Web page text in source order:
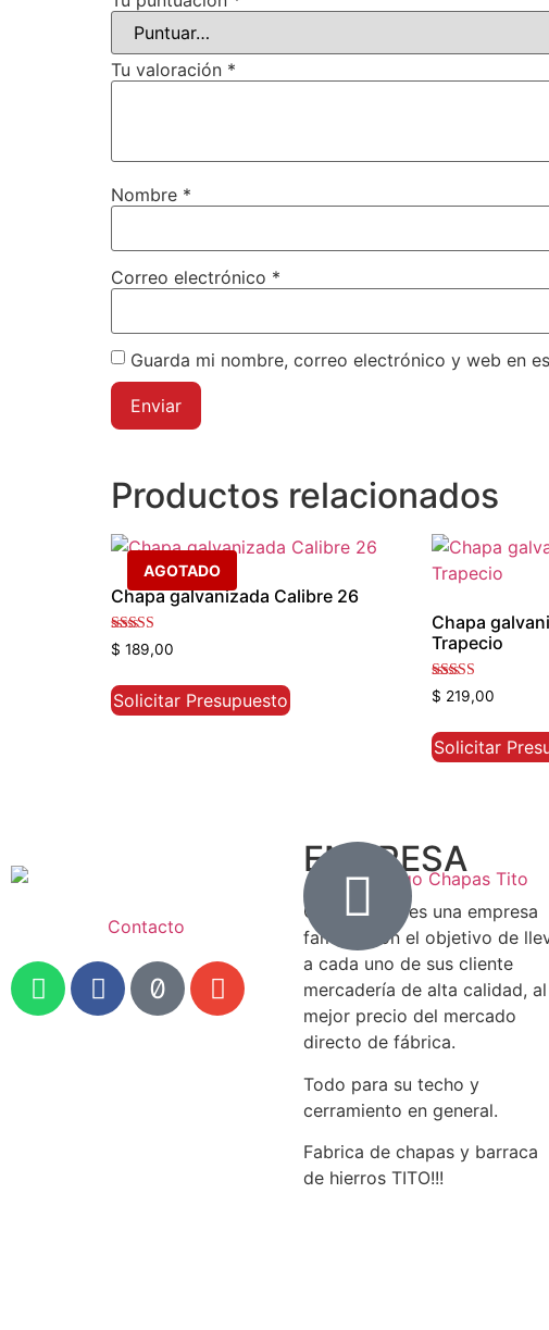
Tu valoración *
Nombre *
Correo electrónico *
Guarda mi nombre, correo electrónico y web en
Productos relacionados
AGOTADO
Chapa galvanizada Calibre 26
Valorado
con
de 5
$ 189,00
Solicitar Presupuesto
Chapa
Trapecio
Valorado con
5.00
$ 219,00
Solicitar
Contacto
EMPRESA
Chapas Tito es una empresa
familiar con el objetivo de
a cada uno de sus cliente
mercadería de alta calidad, al
mejor precio del mercado
directo de fábrica.
Todo para su techo y
cerramiento en general.
Fabrica de chapas y barraca
de hierros TITO!!!